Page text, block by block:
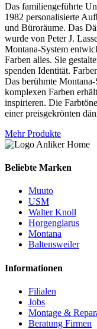
Das familiengeführte
1982 personalisierte
und Büroräume. Das
wurde von Peter J.
Montana-System
Farben alles. Sie
spenden Identität.
Das berühmte
komplexen Farben
inspirieren. Die
einer preisgekrönten
Mehr Produkte
Beliebte Marken
Muuto
USM
Walter Knoll
Horgenglarus
Montana
Baltensweiler
Informationen
Filialen
Jobs
Montage &
Beratung Firmen